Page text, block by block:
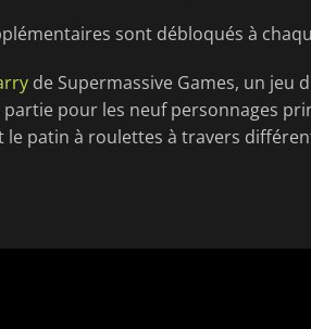
sont débloqués à
de Supermassive Games, un jeu
pour les neuf personnages
patin à roulettes à travers